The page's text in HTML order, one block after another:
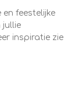
feestelijke
jullie
inspiratie zie